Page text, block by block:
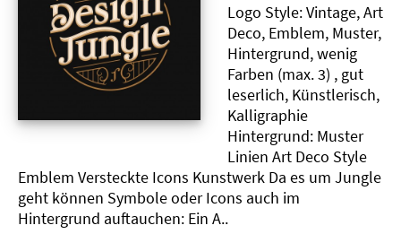
Logo Style: Vintage, Art
Deco, Emblem, Muster,
Hintergrund, wenig
Farben (max. 3) , gut
leserlich, Künstlerisch,
Kalligraphie
Hintergrund: Muster
Linien Art Deco Style
Emblem Versteckte Icons Kunstwerk Da es um Jungle
geht können Symbole oder Icons auch im
Hintergrund auftauchen: Ein A..